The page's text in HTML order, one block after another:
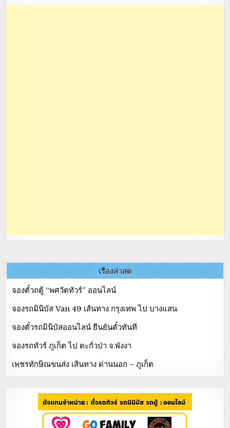
เรื่องล่าสุด
จองตั๋วถตู้ “พศวัตทัวร์” ออนไลน์
จองรถมินิบัส Van 49 เส้นทาง กรุงเทพ ไป บางแสน
จองตั๋วรถมินิบัสออนไลน์ ยืนยันตั๋วทันที
จองรถทัวร์ ภูเก็ต ไป ตะกั่วป่า จ.พังงา
เพชรทักษิณขนส่ง เส้นทาง ด่านนอก – ภูเก็ต